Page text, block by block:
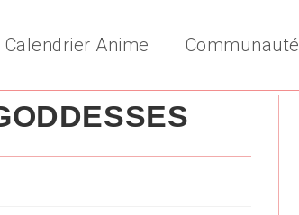
Calendrier Anime Communauté